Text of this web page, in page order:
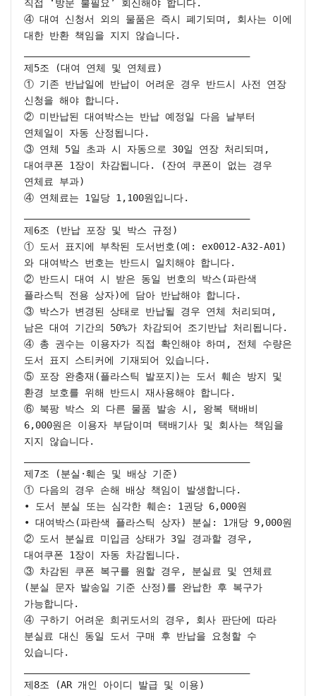
직접 ‘방문 불필요’ 회신해야 합니다.
④ 대여 신청서 외의 물품은 즉시 폐기되며, 회사는 이에
대한 반환 책임을 지지 않습니다.
제5조 (대여 연체 및 연체료)
① 기존 반납일에 반납이 어려운 경우 반드시 사전 연장
신청을 해야 합니다.
② 미반납된 대여박스는 반납 예정일 다음 날부터
연체일이 자동 산정됩니다.
③ 연체 5일 초과 시 자동으로 30일 연장 처리되며,
대여쿠폰 1장이 차감됩니다. (잔여 쿠폰이 없는 경우
연체료 부과)
④ 연체료는 1일당 1,100원입니다.
제6조 (반납 포장 및 박스 규정)
① 도서 표지에 부착된 도서번호(예: ex0012-A32-A01)
와 대여박스 번호는 반드시 일치해야 합니다.
② 반드시 대여 시 받은 동일 번호의 박스(파란색
플라스틱 전용 상자)에 담아 반납해야 합니다.
③ 박스가 변경된 상태로 반납될 경우 연체 처리되며,
남은 대여 기간의 50%가 차감되어 조기반납 처리됩니다.
④ 총 권수는 이용자가 직접 확인해야 하며, 전체 수량은
도서 표지 스티커에 기재되어 있습니다.
⑤ 포장 완충재(플라스틱 발포지)는 도서 훼손 방지 및
환경 보호를 위해 반드시 재사용해야 합니다.
⑥ 북팡 박스 외 다른 물품 발송 시, 왕복 택배비
6,000원은 이용자 부담이며 택배기사 및 회사는 책임을
지지 않습니다.
제7조 (분실·훼손 및 배상 기준)
① 다음의 경우 손해 배상 책임이 발생합니다.
• 도서 분실 또는 심각한 훼손: 1권당 6,000원
• 대여박스(파란색 플라스틱 상자) 분실: 1개당 9,000원
② 도서 분실료 미입금 상태가 3일 경과할 경우,
대여쿠폰 1장이 자동 차감됩니다.
③ 차감된 쿠폰 복구를 원할 경우, 분실료 및 연체료
(분실 문자 발송일 기준 산정)를 완납한 후 복구가
가능합니다.
④ 구하기 어려운 희귀도서의 경우, 회사 판단에 따라
분실료 대신 동일 도서 구매 후 반납을 요청할 수
있습니다.
제8조 (AR 개인 아이디 발급 및 이용)